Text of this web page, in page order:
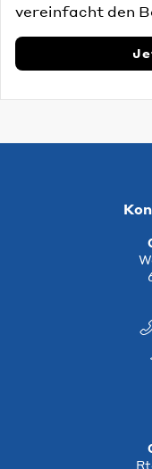
vereinfacht den